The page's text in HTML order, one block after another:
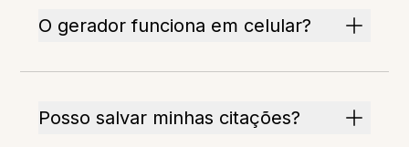
O gerador funciona em celular?
Posso salvar minhas citações?